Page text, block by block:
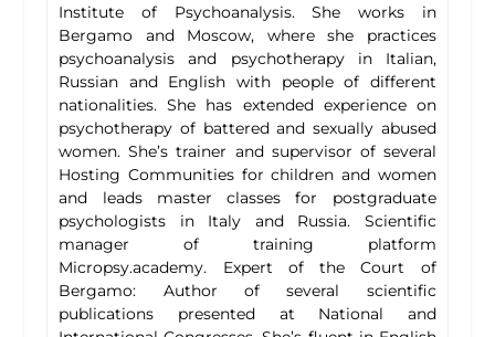
Institute of Psychoanalysis. She works in
Bergamo and Moscow, where she practices
psychoanalysis and psychotherapy in Italian,
Russian and English with people of different
nationalities. She has extended experience on
psychotherapy of battered and sexually abused
women. She’s trainer and supervisor of several
Hosting Communities for children and women
and leads master classes for postgraduate
psychologists in Italy and Russia. Scientific
manager of training platform
Micropsy.academy. Expert of the Court of
Bergamo: Author of several scientific
publications presented at National and